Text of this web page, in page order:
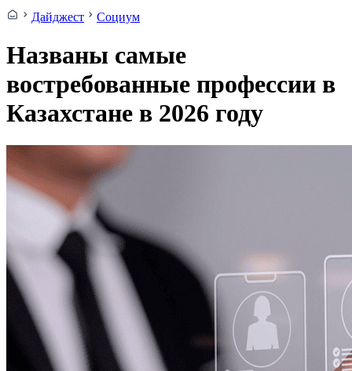
Дайджест Социум
Названы самые
востребованные профессии в
Казахстане в 2026 году